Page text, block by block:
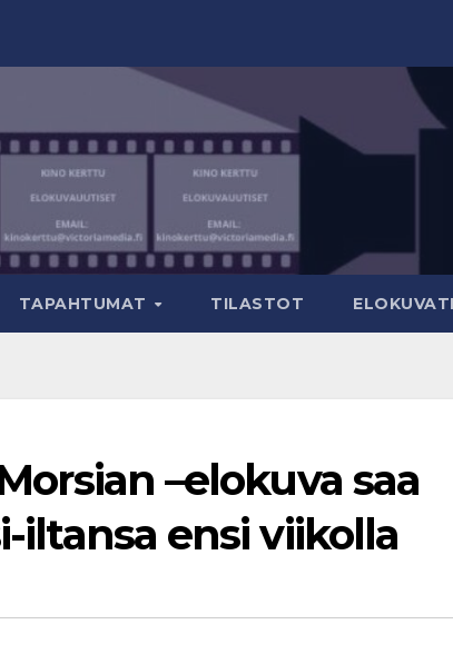
TAPAHTUMAT TILASTOT
–elokuva saa
iltansa ensi viikolla